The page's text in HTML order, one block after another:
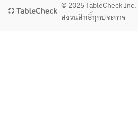
© 2025 TableCheck Inc.
สงวนสิทธิ์ทุกประการ